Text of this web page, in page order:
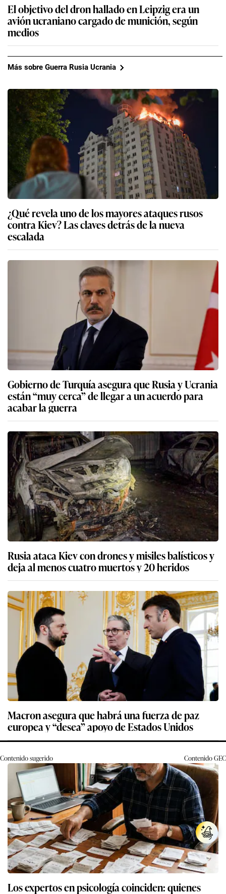
El objetivo del dron hallado en Leipzig era un
avión ucraniano cargado de munición, según
medios
Más sobre Guerra Rusia Ucrania
¿Qué revela uno de los mayores ataques rusos
contra Kiev? Las claves detrás de la nueva
escalada
Gobierno de Turquía asegura que Rusia y Ucrania
están “muy cerca” de llegar a un acuerdo para
acabar la guerra
Rusia ataca Kiev con drones y misiles balísticos y
deja al menos cuatro muertos y 20 heridos
Macron asegura que habrá una fuerza de paz
europea y “desea” apoyo de Estados Unidos
Contenido sugerido ContenidoGEC
Los expertos en psicología coinciden: quienes